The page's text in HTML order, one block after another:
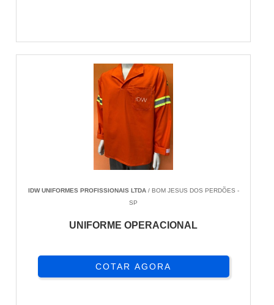
IDW UNIFORMES PROFISSIONAIS LTDA/ BOM JESUS DOS PERDÕES -
SP
UNIFORME OPERACIONAL
COTAR AGORA